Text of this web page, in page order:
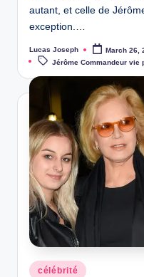
autant, et celle de
exception.…
Posted
by
Lucas Joseph March 26,
Tags:
Jérôme Commandeur vie
Posted
célébrité